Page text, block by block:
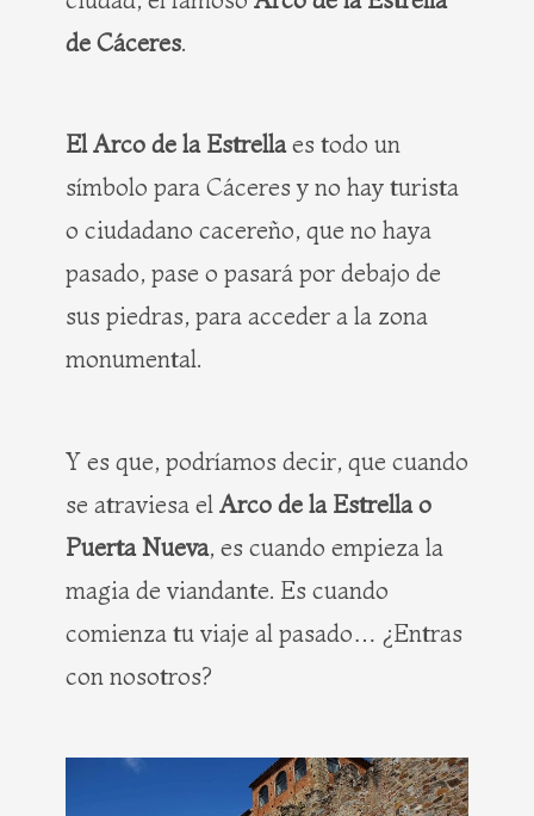
de Cáceres.
El Arco de la Estrellaes todo un
símbolo para Cáceres y no hay turista
o ciudadano cacereño, que no haya
pasado, pase o pasará por debajo de
sus piedras, para acceder a la zona
monumental.
Y es que, podríamos decir, que cuando
se atraviesa el Arco de la Estrella o
Puerta Nueva, es cuando empieza la
magia de viandante. Es cuando
comienza tu viaje al pasado… ¿Entras
con nosotros?